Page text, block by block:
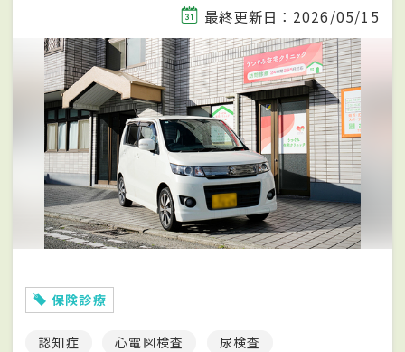
最終更新日：2026/05/15
保険診療
認知症 心電図検査 尿検査